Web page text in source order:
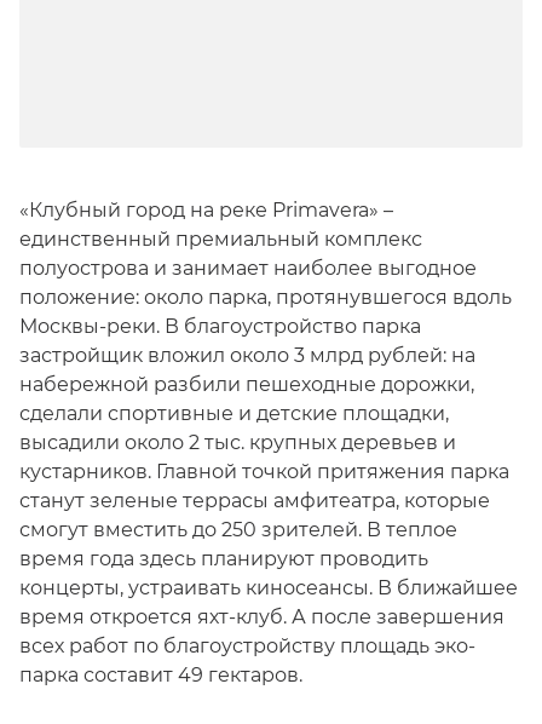
«Клубный город на реке Primavera» –
единственный премиальный комплекс
полуострова и занимает наиболее выгодное
положение: около парка, протянувшегося вдоль
Москвы-реки. В благоустройство парка
застройщик вложил около 3 млрд рублей: на
набережной разбили пешеходные дорожки,
сделали спортивные и детские площадки,
высадили около 2 тыс. крупных деревьев и
кустарников. Главной точкой притяжения парка
станут зеленые террасы амфитеатра, которые
смогут вместить до 250 зрителей. В теплое
время года здесь планируют проводить
концерты, устраивать киносеансы. В ближайшее
время откроется яхт-клуб. А после завершения
всех работ по благоустройству площадь эко-
парка составит 49 гектаров.